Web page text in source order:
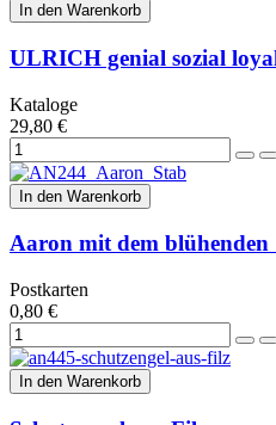
In den Warenkorb
ULRICH genial sozial
Kataloge
29,80 €
In den Warenkorb
Aaron mit dem blühenden
Postkarten
0,80 €
In den Warenkorb